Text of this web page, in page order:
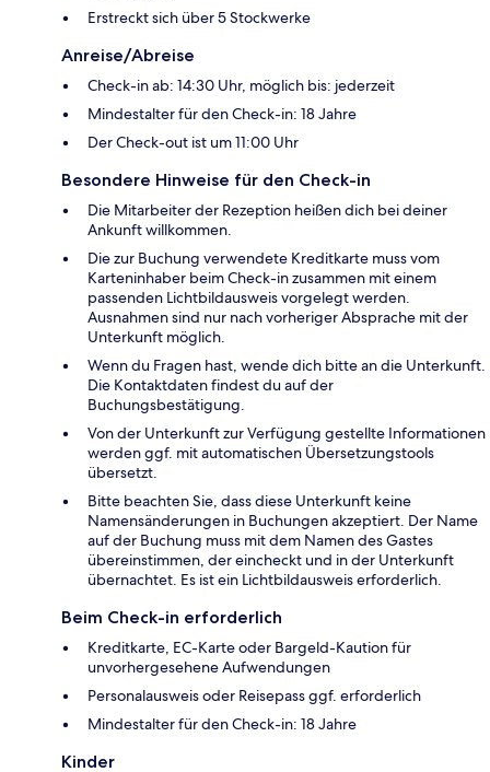
Erstreckt sich über 5 Stockwerke
Anreise/Abreise
Check-in ab: 14:30 Uhr, möglich bis: jederzeit
Mindestalter für den Check-in: 18 Jahre
Der Check-out ist um 11:00 Uhr
Besondere Hinweise für den Check-in
Die Mitarbeiter der Rezeption heißen dich bei deiner
Ankunft willkommen.
Die zur Buchung verwendete Kreditkarte muss vom
Karteninhaber beim Check-in zusammen mit einem
passenden Lichtbildausweis vorgelegt werden.
Ausnahmen sind nur nach vorheriger Absprache mit der
Unterkunft möglich.
Wenn du Fragen hast, wende dich bitte an die Unterkunft.
Die Kontaktdaten findest du auf der
Buchungsbestätigung.
Von der Unterkunft zur Verfügung gestellte Informationen
werden ggf. mit automatischen Übersetzungstools
übersetzt.
Bitte beachten Sie, dass diese Unterkunft keine
Namensänderungen in Buchungen akzeptiert. Der Name
auf der Buchung muss mit dem Namen des Gastes
übereinstimmen, der eincheckt und in der Unterkunft
übernachtet. Es ist ein Lichtbildausweis erforderlich.
Beim Check-in erforderlich
Kreditkarte, EC-Karte oder Bargeld-Kaution für
unvorhergesehene Aufwendungen
Personalausweis oder Reisepass ggf. erforderlich
Mindestalter für den Check-in: 18 Jahre
Kinder